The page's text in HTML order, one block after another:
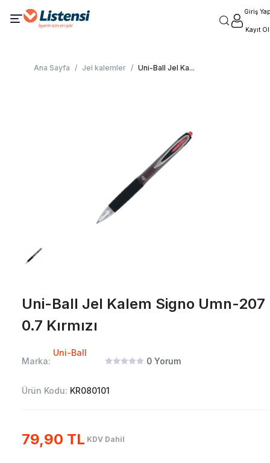
Giriş Yap
Kayıt Ol
Ana Sayfa / Jel kalemler / Uni-Ball Jel Ka...
Uni-Ball Jel Kalem Signo Umn-207
0.7 Kırmızı
Marka:
Uni-Ball
0 Yorum
Ürün Kodu: KR080101
79,90 TL KDV Dahil